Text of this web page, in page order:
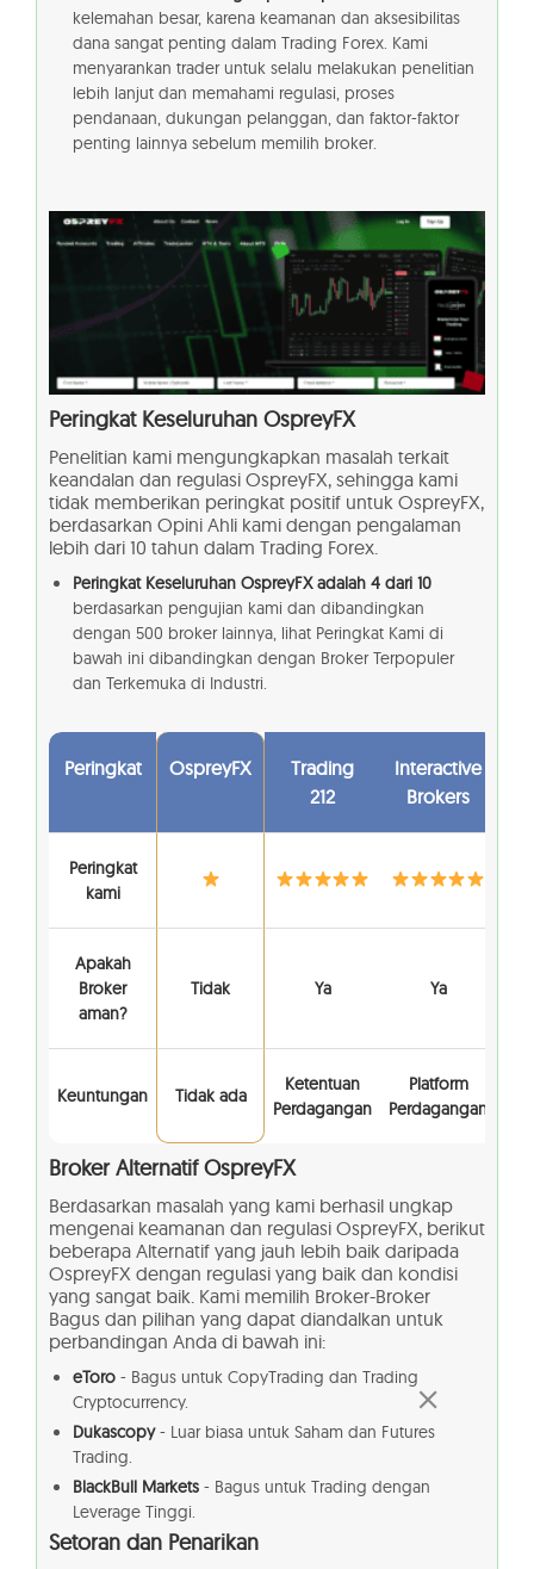
kelemahan besar, karena keamanan dan aksesibilitas
dana sangat penting dalam Trading Forex. Kami
menyarankan trader untuk selalu melakukan penelitian
lebih lanjut dan memahami regulasi, proses
pendanaan, dukungan pelanggan, dan faktor-faktor
penting lainnya sebelum memilih broker.
Peringkat Keseluruhan OspreyFX
Penelitian kami mengungkapkan masalah terkait
keandalan dan regulasi OspreyFX, sehingga kami
tidak memberikan peringkat positif untuk OspreyFX,
berdasarkan Opini Ahli kami dengan pengalaman
lebih dari 10 tahun dalam Trading Forex.
Peringkat Keseluruhan OspreyFX adalah 4 dari 10
berdasarkan pengujian kami dan dibandingkan
dengan 500 broker lainnya, lihat Peringkat Kami di
bawah ini dibandingkan dengan Broker Terpopuler
dan Terkemuka di Industri.
Peringkat OspreyFX
Trading
212
Interactive
Brokers
Peringkat
kami
Apakah
Broker
aman?
Tidak Ya Ya
Keuntungan Tidak ada
Ketentuan
Perdagangan
Platform
Perdagangan
Broker AlternatifOspreyFX
Berdasarkan masalah yang kami berhasil ungkap
mengenai keamanan dan regulasi OspreyFX, berikut
beberapa Alternatif yang jauh lebih baik daripada
OspreyFX dengan regulasi yang baik dan kondisi
yang sangat baik. Kami memilih Broker-Broker
Bagus dan pilihan yang dapat diandalkan untuk
perbandingan Anda di bawah ini:
eToro - Bagus untuk CopyTrading dan Trading
Cryptocurrency.
Dukascopy- Luar biasa untuk Saham dan Futures
Trading.
BlackBull Markets - Bagus untuk Trading dengan
Leverage Tinggi.
Setoran dan Penarikan